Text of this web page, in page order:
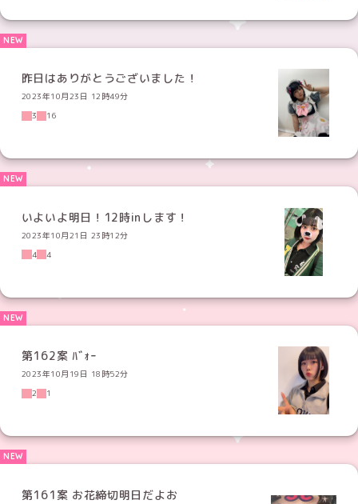
昨日はありがとうございました！
2023年10月23日 12時49分
3
16
いよいよ明日！12時inします！
2023年10月21日 23時12分
4
4
第162案 ﾊﾞｫｰ
2023年10月19日 18時52分
2
1
第161案 お花締切明日だよお